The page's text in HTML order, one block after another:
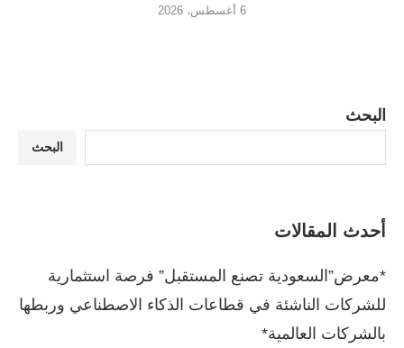
6 أغسطس، 2026
البحث
البحث
أحدث المقالات
*معرض”السعودية تصنع المستقبل” فرصة استثمارية
للشركات الناشئة في قطاعات الذكاء الاصطناعي وربطها
بالشركات العالمية*